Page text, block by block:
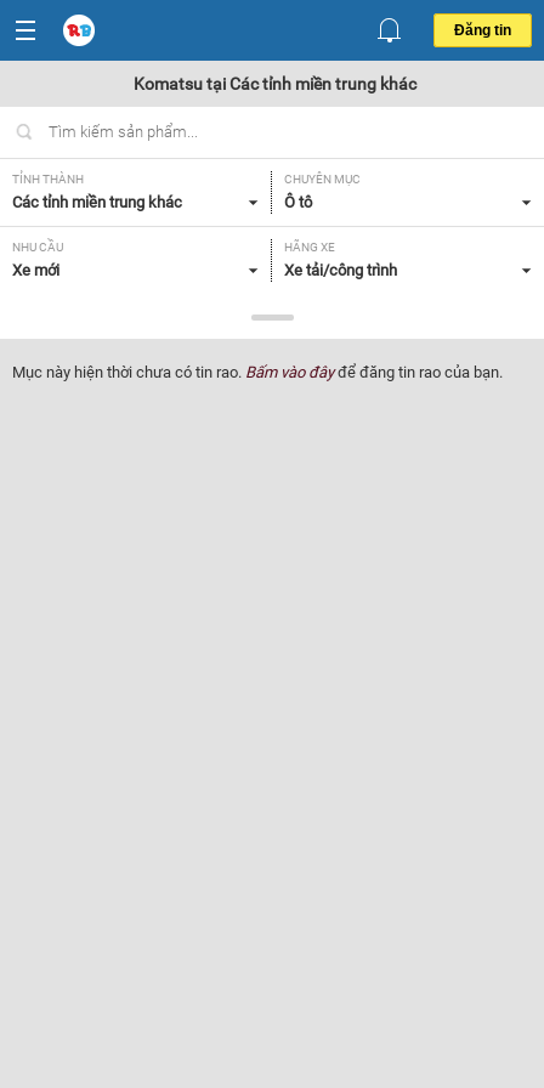
Đăng tin
Komatsu tại Các tỉnh miền trung khác
TỈNH THÀNH
Các tỉnh miền trung khác
CHUYÊN MỤC
Ô tô
NHU CẦU
Xe mới
HÃNG XE
Xe tải/công trình
Komatsu
NĂM SẢN XUẤT
Tất cả
GIÁ XE XUẤT XỨ
Mục này hiện thời chưa có tin rao. Bấm vào đâyđể đăng tin rao của bạn.